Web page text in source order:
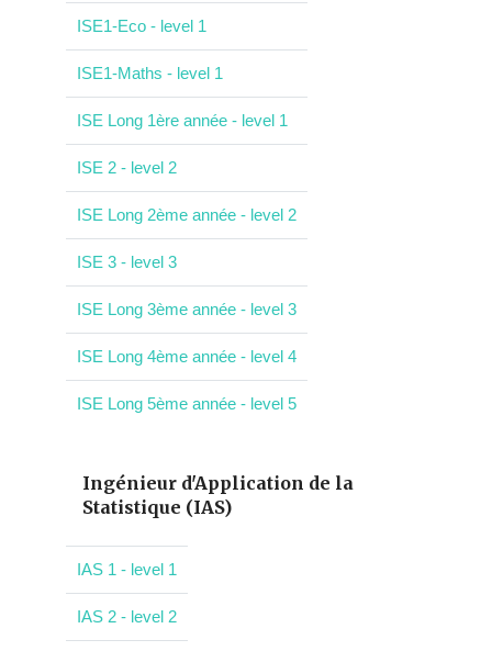
ISE1-Eco - level 1
ISE1-Maths - level 1
ISE Long 1ère année - level 1
ISE 2 - level 2
ISE Long 2ème année - level 2
ISE 3 - level 3
ISE Long 3ème année - level 3
ISE Long 4ème année - level 4
ISE Long 5ème année - level 5
Ingénieur d'Application de la
Statistique (IAS)
IAS 1 - level 1
IAS 2 - level 2